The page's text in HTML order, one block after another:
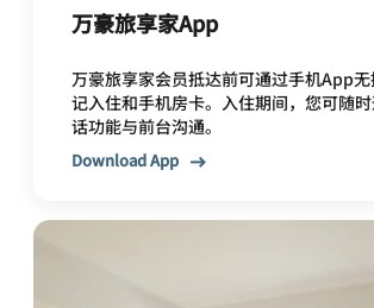
万豪旅享家App
万豪旅享家会员抵达前可通过手机App
记入住和手机房卡。入住期间，您可随
话功能与前台沟通。
Download App